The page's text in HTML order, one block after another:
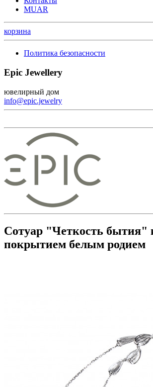
MUAR
корзина
Политика безопасности
Epic Jewellery
ювелирный дом
info@epic.jewelry
Сотуар "Четкость бытия"
покрытием белым родием